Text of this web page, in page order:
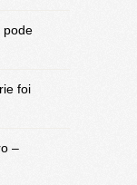
pode
foi
–